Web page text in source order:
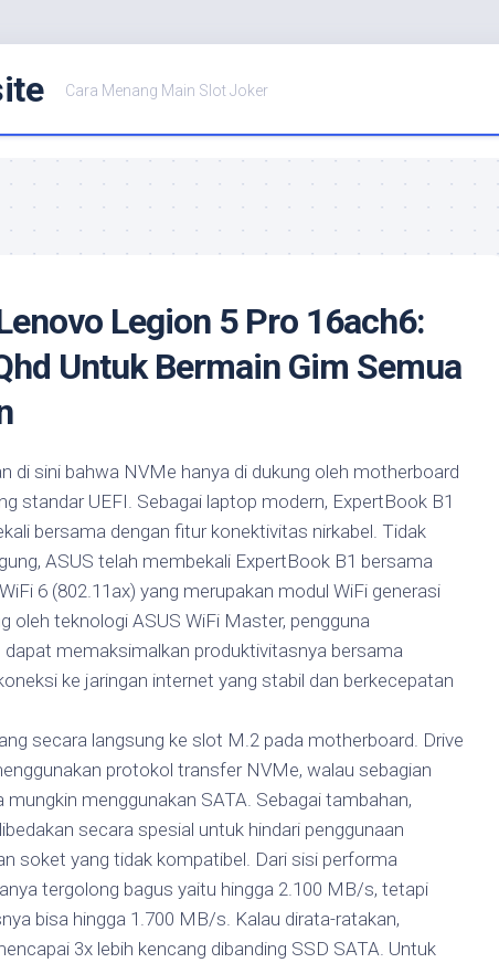
Cara Menang Main Slot Joker
Legion 5 Pro 16ach6:
Untuk Bermain Gim Semua
di sini bahwa NVMe hanya di dukung oleh motherboard
standar UEFI. Sebagai laptop modern, ExpertBook B1
bersama dengan fitur konektivitas nirkabel. Tidak
ASUS telah membekali ExpertBook B1 bersama
6 (802.11ax) yang merupakan modul WiFi generasi
oleh teknologi ASUS WiFi Master, pengguna
dapat memaksimalkan produktivitasnya bersama
ke jaringan internet yang stabil dan berkecepatan
secara langsung ke slot M.2 pada motherboard. Drive
protokol transfer NVMe, walau sebagian
mungkin menggunakan SATA. Sebagai tambahan,
secara spesial untuk hindari penggunaan
soket yang tidak kompatibel. Dari sisi performa
tergolong bagus yaitu hingga 2.100 MB/s, tetapi
bisa hingga 1.700 MB/s. Kalau dirata-ratakan,
3x lebih kencang dibanding SSD SATA. Untuk